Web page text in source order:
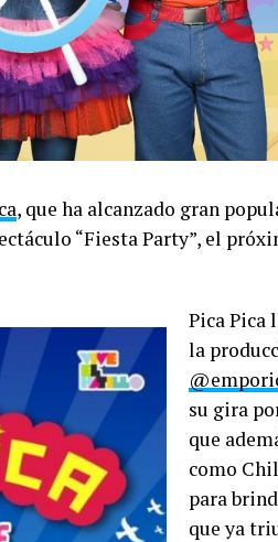
, que ha alcanzado gran
“Fiesta Party”, el
Pica Pica
la
su gira
que
como
para
que ya